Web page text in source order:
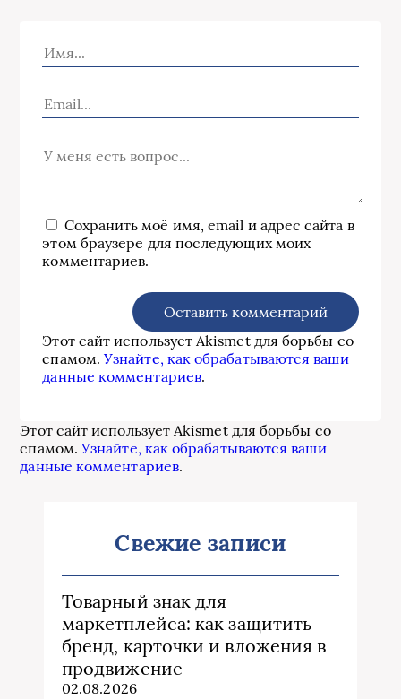
Сохранить моё имя, email и адрес сайта в
этом браузере для последующих моих
комментариев.
Этот сайт использует Akismet для борьбы со
спамом.Узнайте, как обрабатываются ваши
данные комментариев.
Этот сайт использует Akismet для борьбы со
спамом.Узнайте, как обрабатываются ваши
данные комментариев.
Свежие записи
Товарный знак для
маркетплейса: как защитить
бренд, карточки и вложения в
продвижение
02.08.2026